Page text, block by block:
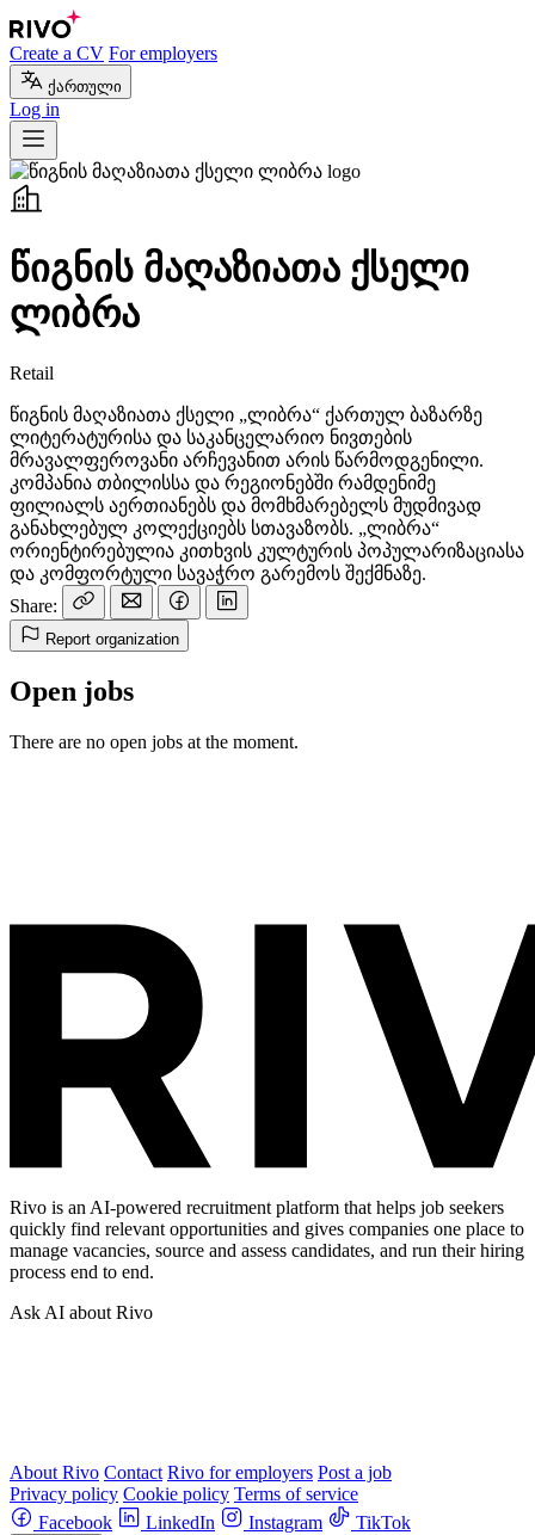
Create a CV For employers
ქართული
Log in
წიგნის მაღაზიათა ქსელი
ლიბრა
Retail
წიგნის მაღაზიათა ქსელი „ლიბრა“ ქართულ ბაზარზე
ლიტერატურისა და საკანცელარიო ნივთების
მრავალფეროვანი არჩევანით არის წარმოდგენილი.
კომპანია თბილისსა და რეგიონებში რამდენიმე
ფილიალს აერთიანებს და მომხმარებელს მუდმივად
განახლებულ კოლექციებს სთავაზობს. „ლიბრა“
ორიენტირებულია კითხვის კულტურის პოპულარიზაციასა
და კომფორტული სავაჭრო გარემოს შექმნაზე.
Share:
Report organization
Open jobs
There are no open jobs at the moment.
Rivo is an AI-powered recruitment platform that helps job seekers
quickly find relevant opportunities and gives companies one place to
manage vacancies, source and assess candidates, and run their hiring
process end to end.
Ask AI about Rivo
About Rivo Contact Rivo for employers Post a job
Privacy policy Cookie policy Terms of service
Facebook
LinkedIn Instagram TikTok